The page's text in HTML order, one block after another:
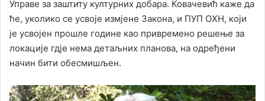
Управе за заштиту културних добара. Ковачевић каже да
ће, уколико се усвоје измјене Закона, и ПУП ОХН, који
је усвојен прошле године као привремено решење за
локације гдје нема детаљних планова, на одређени
начин бити обесмишљен.